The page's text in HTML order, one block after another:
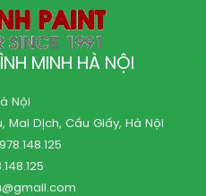
MINH HÀ NỘI
Nội
Mai Dịch, Cầu Giấy, Hà Nội